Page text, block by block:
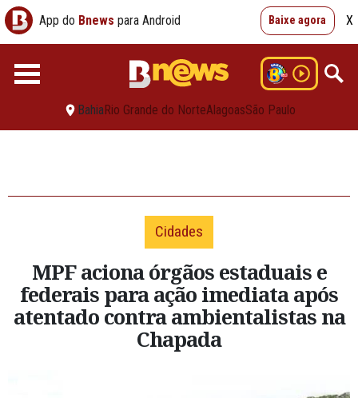
App do Bnews para Android Baixe agora X
BahiaRio Grande do NorteAlagoasSão Paulo
Cidades
MPF aciona órgãos estaduais e
federais para ação imediata após
atentado contra ambientalistas na
Chapada